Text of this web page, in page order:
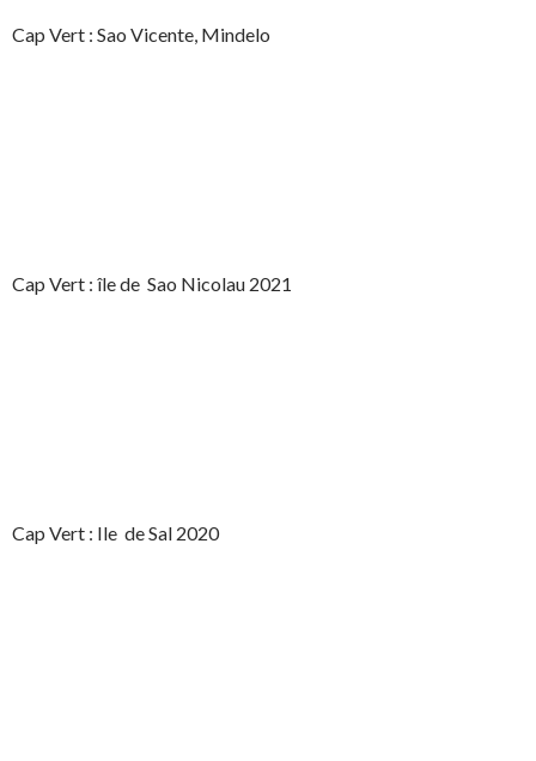
Cap Vert : Sao Vicente, Mindelo
Cap Vert : île de Sao Nicolau 2021
Cap Vert : Ile de Sal 2020